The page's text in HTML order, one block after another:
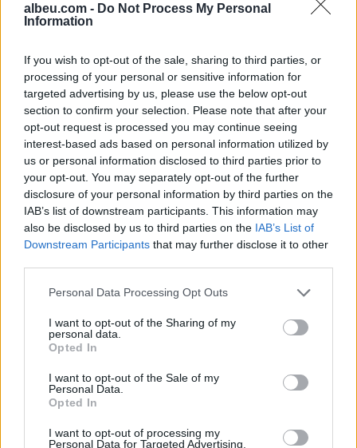
albeu.com - Do Not Process My Personal
Information
If you wish to opt-out of the sale, sharing to third parties, or
processing of your personal or sensitive information for
targeted advertising by us, please use the below opt-out
section to confirm your selection. Please note that after your
opt-out request is processed you may continue seeing
interest-based ads based on personal information utilized by
us or personal information disclosed to third parties prior to
your opt-out. You may separately opt-out of the further
disclosure of your personal information by third parties on the
IAB’s list of downstream participants. This information may
also be disclosed by us to third parties on the IAB’s List of
Downstream Participants that may further disclose it to other
Personal Data Processing Opt Outs
I want to opt-out of the Sharing of my
personal data.
Opted In
I want to opt-out of the Sale of my
Personal Data.
Opted In
I want to opt-out of processing my
Personal Data for Targeted Advertising.
dhe parandalimi i terrorizmit
Esim for USA|Esim for Italy| Esim for Spain | Esim